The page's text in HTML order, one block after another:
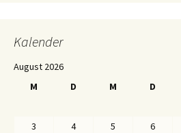
Kalender
August 2026
M
D M D
3
4 5 6